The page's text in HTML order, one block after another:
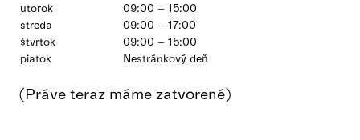
utorok
09:00 – 15:00
streda
09:00 – 17:00
štvrtok
09:00 – 15:00
piatok
Nestránkový deň
(Práve teraz máme zatvorené)